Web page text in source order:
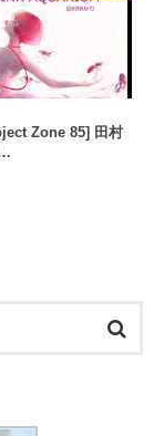
Zone 85] 田村